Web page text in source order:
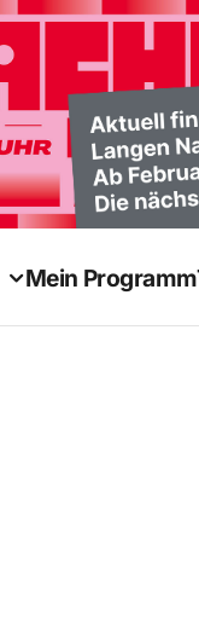
Mein Programm